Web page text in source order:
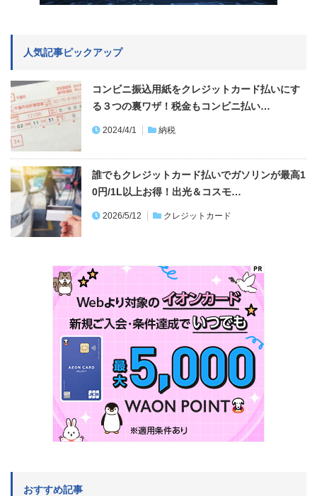
人気記事ピックアップ
コンビニ振込用紙をクレジットカード払いにす
る３つの裏ワザ！税金もコンビニ払い…
2024/4/1 納税
誰でもクレジットカード払いでガソリンが最高1
0円/1L以上お得！出光＆コスモ…
2026/5/12 クレジットカード
おすすめ記事